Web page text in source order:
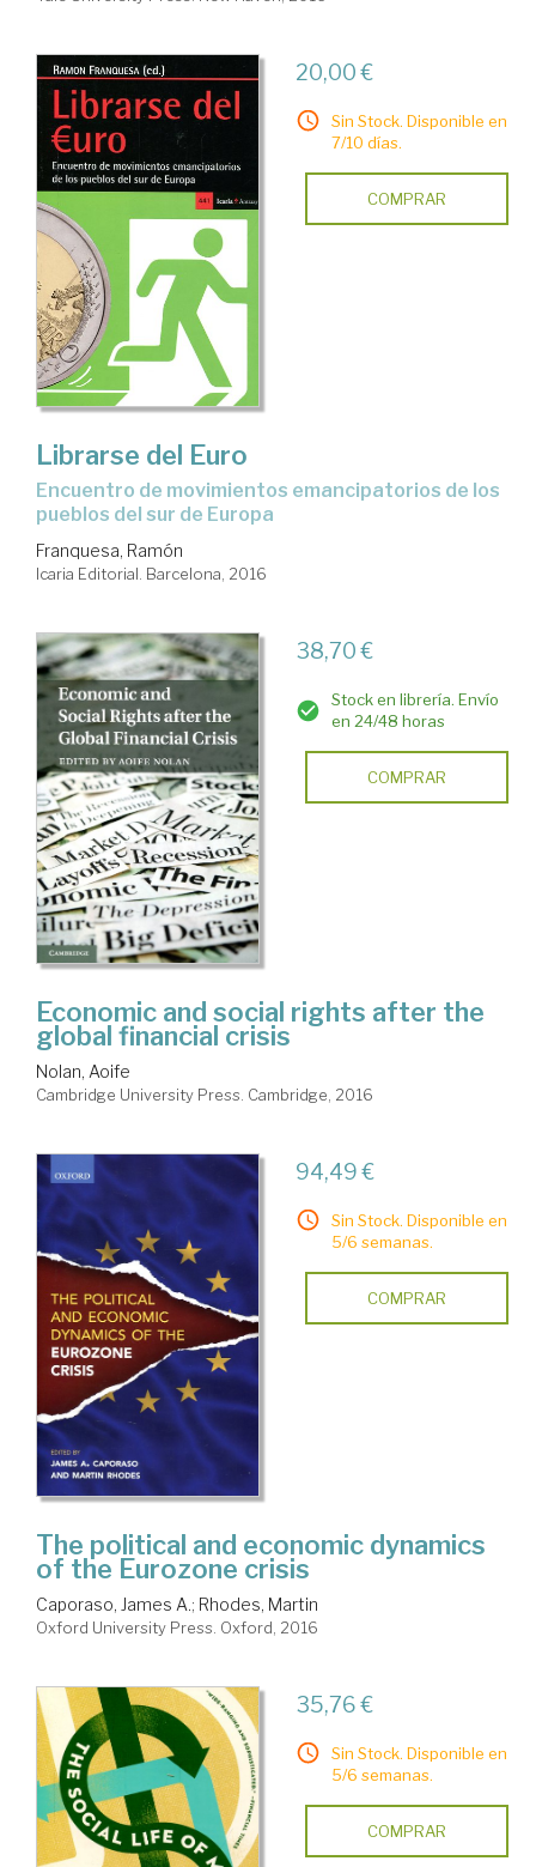
20,00 €
Sin Stock. Disponible en
7/10 días.
COMPRAR
Librarse del Euro
encuentro de movimientos emancipatorios de los
pueblos del sur de Europa
Franquesa, Ramón
Icaria Editorial. Barcelona, 2016
38,70 €
Stock en librería. Envío
en 24/48 horas
COMPRAR
Economic and social rights after the
global financial crisis
Nolan, Aoife
Cambridge University Press. Cambridge, 2016
94,49 €
Sin Stock. Disponible en
5/6 semanas.
COMPRAR
The political and economic dynamics
of the Eurozone crisis
Caporaso, James A.; Rhodes, Martin
Oxford University Press. Oxford, 2016
35,76 €
Sin Stock. Disponible en
5/6 semanas.
COMPRAR